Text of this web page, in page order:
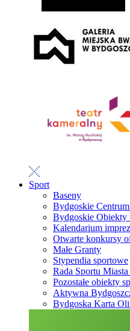
Sport
Baseny
Bydgoskie
Bydgoskie Obiekty
Kalendarium
Otwarte konkursy
Małe Granty
Stypendia sportowe
Rada Sportu
Pozostałe obiekty
Aktywna
Bydgoska Karta